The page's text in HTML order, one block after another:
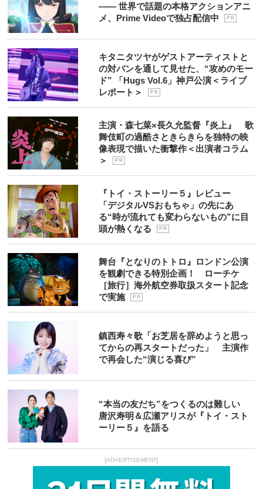
―― 世界で話題の本格アクションアニ
メ、Prime Videoで独占配信中
P R
キタニタツヤがゲストアーティストと
の対バンを通して見せた、“攻めのモー
ド” 「Hugs Vol.6」神戸公演＜ライブ
レポート＞
P R
主演・森七菜×長久允監督『炎上』 歌
舞伎町の過酷さときらきらを独特の映
像表現で描いた衝撃作＜出演者コラム
＞
P R
『トイ・ストーリー５』レビュー
「デジタルVSおもちゃ」の先にあ
る“時が流れても変わらないもの”に目
頭が熱くなる
P R
舞台『となりのトトロ』ロンドン公演
を観劇できる特別企画！ ローチケ
［旅行］海外航空券取扱スタート記念
で実施
P R
鎮西寿々歌「お芝居を辞めようと思っ
てからの再スタートだった」 主演作
で再会した“演じる喜び”
“本当の友だち”をつくるのは難しい
唐沢寿明＆広瀬アリスが『トイ・スト
ーリー５』を語る
[ADVERTISEMENT]